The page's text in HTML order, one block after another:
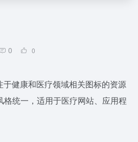
0 0
于健康和医疗领域相关图标的资源
格统一，适用于医疗网站、应用程